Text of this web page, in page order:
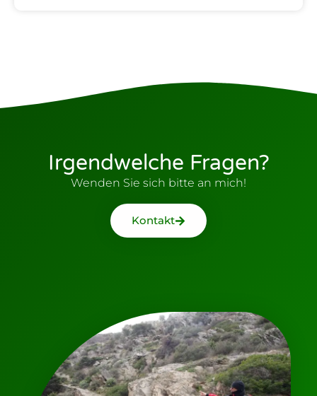
Irgendwelche Fragen?
Wenden Sie sich bitte an mich!
Kontakt